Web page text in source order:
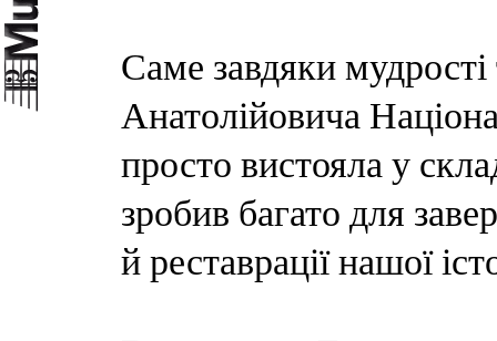
Саме завдяки
Анатолійовича
просто вистояла у
зробив багато для
й реставрації нашої